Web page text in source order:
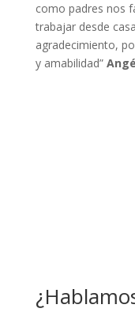
como padres nos
trabajar desde
agradecimiento,
y amabilidad”